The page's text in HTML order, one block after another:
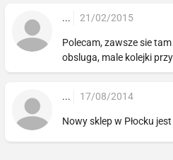
... 21/02/2015
Polecam, zawsze sie
obsluga, male kolejki
... 17/08/2014
Nowy sklep w Płocku